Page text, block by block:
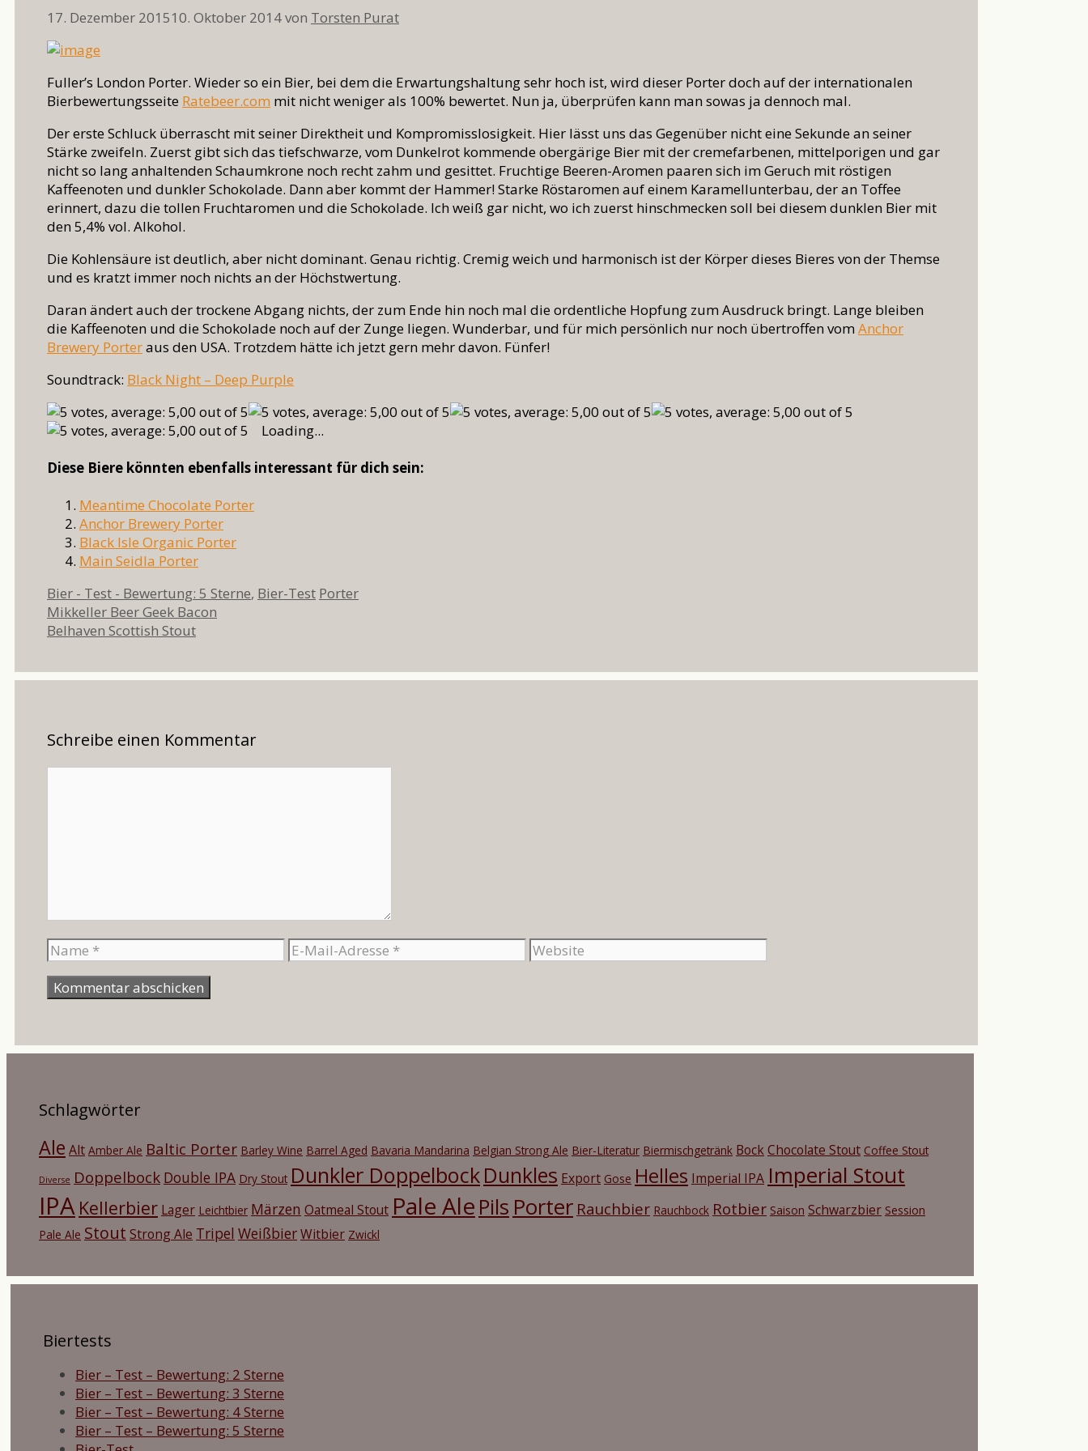
17. Dezember 201510. Oktober 2014von Torsten Purat
Fuller’s London Porter. Wieder so ein Bier, bei dem die Erwartungshaltung sehr hoch ist, wird dieser Porter doch auf der internationalen
Bierbewertungsseite Ratebeer.com mit nicht weniger als 100% bewertet. Nun ja, überprüfen kann man sowas ja dennoch mal.
Der erste Schluck überrascht mit seiner Direktheit und Kompromisslosigkeit. Hier lässt uns das Gegenüber nicht eine Sekunde an seiner
Stärke zweifeln. Zuerst gibt sich das tiefschwarze, vom Dunkelrot kommende obergärige Bier mit der cremefarbenen, mittelporigen und gar
nicht so lang anhaltenden Schaumkrone noch recht zahm und gesittet. Fruchtige Beeren-Aromen paaren sich im Geruch mit röstigen
Kaffeenoten und dunkler Schokolade. Dann aber kommt der Hammer! Starke Röstaromen auf einem Karamellunterbau, der an Toffee
erinnert, dazu die tollen Fruchtaromen und die Schokolade. Ich weiß gar nicht, wo ich zuerst hinschmecken soll bei diesem dunklen Bier mit
den 5,4% vol. Alkohol.
Die Kohlensäure ist deutlich, aber nicht dominant. Genau richtig. Cremig weich und harmonisch ist der Körper dieses Bieres von der Themse
und es kratzt immer noch nichts an der Höchstwertung.
Daran ändert auch der trockene Abgang nichts, der zum Ende hin noch mal die ordentliche Hopfung zum Ausdruck bringt. Lange bleiben
die Kaffeenoten und die Schokolade noch auf der Zunge liegen. Wunderbar, und für mich persönlich nur noch übertroffen vomAnchor
Brewery Porteraus den USA. Trotzdem hätte ich jetzt gern mehr davon. Fünfer!
Soundtrack: Black Night – Deep Purple
Loading...
Diese Biere könnten ebenfalls interessant für dich sein:
Meantime Chocolate Porter
Anchor Brewery Porter
Black Isle Organic Porter
Main Seidla Porter
Kategorien
Bier - Test - Bewertung: 5 Sterne, Bier-Test Schlagwörter
Porter
Mikkeller Beer Geek Bacon
Belhaven Scottish Stout
Schreibe einen Kommentar
Name
E-
Mail-
Website
Schlagwörter
Ale Alt Amber Ale Baltic Porter Barley Wine Barrel Aged Bavaria Mandarina Belgian Strong Ale Bier-Literatur Biermischgetränk BockChocolate Stout Coffee Stout
Diverse Doppelbock Double IPA Dry Stout Dunkler DoppelbockDunkles Export Gose Helles Imperial IPA Imperial Stout
IPA Kellerbier Lager Leichtbier Märzen Oatmeal Stout Pale Ale Pils Porter Rauchbier Rauchbock Rotbier Saison Schwarzbier Session
Pale Ale Stout Strong Ale Tripel WeißbierWitbier Zwickl
Biertests
Bier – Test – Bewertung: 2 Sterne
Bier – Test – Bewertung: 3 Sterne
Bier – Test – Bewertung: 4 Sterne
Bier – Test – Bewertung: 5 Sterne